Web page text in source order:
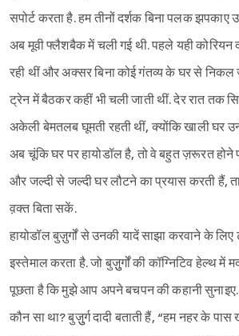
सपोर्ट करता है. हम तीनों दर्शक बिना पलक
अब मूवी फ्लैशबैक में चली गई थी. पहले यही
रही थीं और अक्सर बिना कोई गंतव्य के घर से निकल
ट्रेन में बैठकर कहीं भी चली जाती थीं. देर रात तक
अकेली बेमतलब घूमती रहती थीं, क्योंकि खाली घर
अब चूंकि घर पर हायोडॉल है, तो वे बहुत ज़रूरत होने
और जल्दी से जल्दी घर लौटने का प्रयास करती हैं,
व़क्त बिता सकें.
हायोडॉल बुज़ुर्गों से उनकी यादें साझा करवाने के लिए
इस्तेमाल करता है. जो बुज़ुुर्गों की कॉग्निटिव हेल्थ में
पूछता है कि मुझे आप अपने बचपन की कहानी
कौन सा था? बुज़ुुर्ग दादी बताती हैं, “हम नहर के